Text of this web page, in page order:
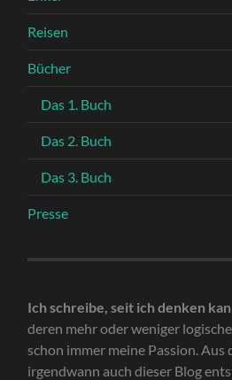
Reisen
Bücher
Das 1. Buch
Das 2. Buch
Das 3. Buch
Presse
Ich schreibe, seit ich denken
deren mehr oder weniger
schon immer meine Passion. Aus
irgendwann auch dieser Blog